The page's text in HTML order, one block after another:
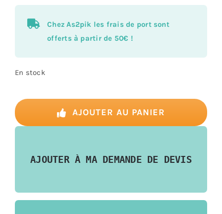
Chez As2pik les frais de port sont
offerts à partir de 50€ !
En stock
de
L’île
Trésor
AJOUTER AU PANIER
AJOUTER À MA DEMANDE DE DEVIS